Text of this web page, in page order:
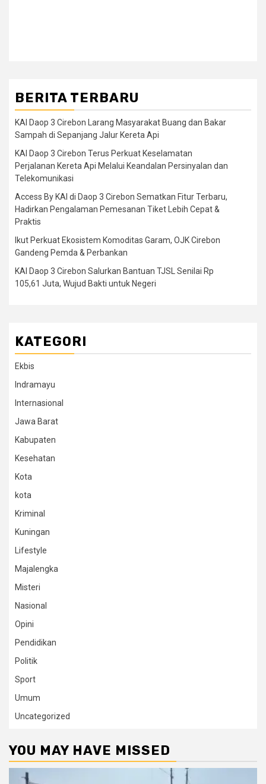
BERITA TERBARU
KAI Daop 3 Cirebon Larang Masyarakat Buang dan Bakar
Sampah di Sepanjang Jalur Kereta Api
KAI Daop 3 Cirebon Terus Perkuat Keselamatan
Perjalanan Kereta Api Melalui Keandalan Persinyalan dan
Telekomunikasi
Access By KAI di Daop 3 Cirebon Sematkan Fitur Terbaru,
Hadirkan Pengalaman Pemesanan Tiket Lebih Cepat &
Praktis
Ikut Perkuat Ekosistem Komoditas Garam, OJK Cirebon
Gandeng Pemda & Perbankan
KAI Daop 3 Cirebon Salurkan Bantuan TJSL Senilai Rp
105,61 Juta, Wujud Bakti untuk Negeri
KATEGORI
Ekbis
Indramayu
Internasional
Jawa Barat
Kabupaten
Kesehatan
Kota
kota
Kriminal
Kuningan
Lifestyle
Majalengka
Misteri
Nasional
Opini
Pendidikan
Politik
Sport
Umum
Uncategorized
YOU MAY HAVE MISSED